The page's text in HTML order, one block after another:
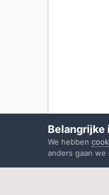
Belangrijke
We hebben
anders gaan